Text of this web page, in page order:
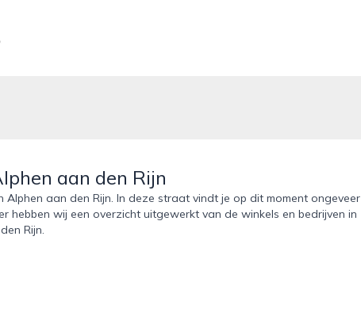
aan den Rijn
aan den Rijn. In deze straat vindt je op dit moment ongeveer
hebben wij een overzicht uitgewerkt van de winkels en bedrijven in
Rijn.